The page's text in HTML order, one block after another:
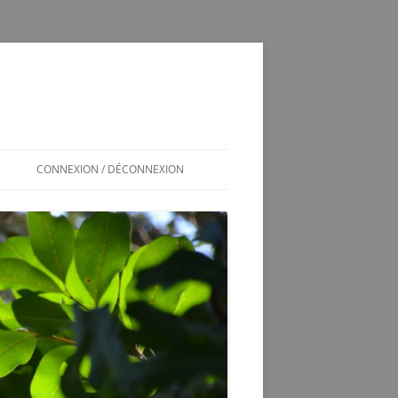
350SL / LOG
350 SL LES SOUCIS D’UNE
ADOPTION MAL GÉRÉE
VÉRINS DE COFFRE 350SL
SCHÉMA ÉLECTRIQUE 2CV6 PAST
CONNEXION / DÉCONNEXION